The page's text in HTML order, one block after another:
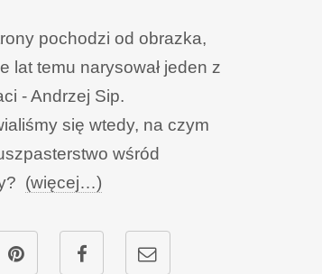
pochodzi od obrazka,
lat temu narysował jeden z
- Andrzej Sip.
się wtedy, na czym
wśród
(więcej…)